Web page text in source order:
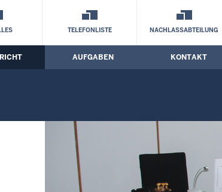
Suche
TELEFONLISTE NACHLASSABTEILUNG
AUFGABEN KONTAKT